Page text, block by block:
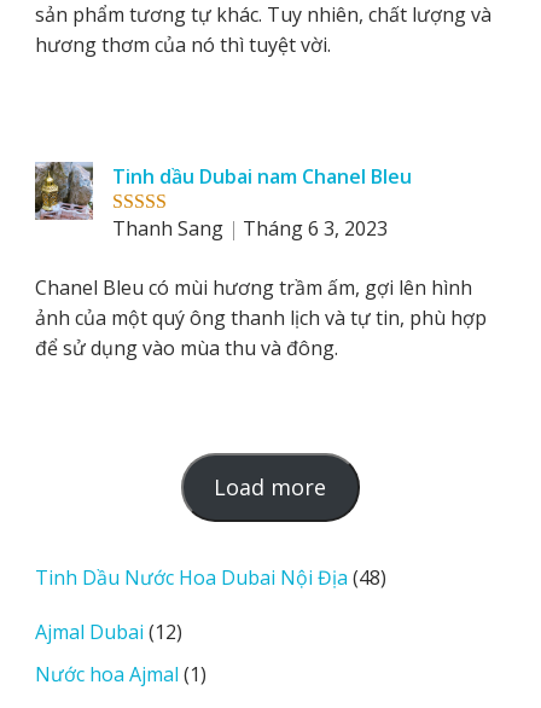
sản phẩm tương tự khác. Tuy nhiên, chất lượng và
hương thơm của nó thì tuyệt vời.
Rated 5out
Tinh dầu Dubai nam Chanel Bleu
Thanh Sang
Tháng 6 3, 2023
Chanel Bleu có mùi hương trầm ấm, gợi lên hình
ảnh của một quý ông thanh lịch và tự tin, phù hợp
để sử dụng vào mùa thu và đông.
Load more
o
d
Tinh Dầu Nước Hoa Dubai Nội Địa 4848
Ajmal Dubai 1212
sản
phẩm
Nước hoa Ajmal 11